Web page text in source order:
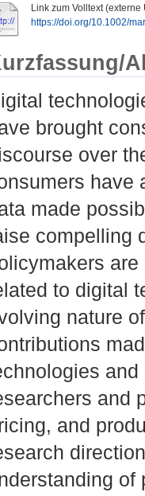
Link zum Volltext (externe
https://doi.org/10.1002/
brought
over
have
made
compelling
to digital
nature
and
and
of